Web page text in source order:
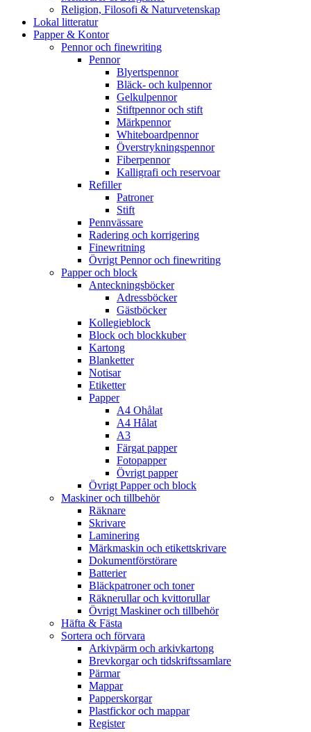
Religion, Filosofi & Naturvetenskap
Lokal litteratur
Papper & Kontor
Pennor och finewriting
Pennor
Blyertspennor
Bläck- och kulpennor
Gelkulpennor
Stiftpennor och stift
Märkpennor
Whiteboardpennor
Överstrykningspennor
Fiberpennor
Kalligrafi och reservoar
Refiller
Patroner
Stift
Pennvässare
Radering och korrigering
Finewritning
Övrigt Pennor och finewriting
Papper och block
Anteckningsböcker
Adressböcker
Gästböcker
Kollegieblock
Block och blockkuber
Kartong
Blanketter
Notisar
Etiketter
Papper
A4 Ohålat
A4 Hålat
A3
Färgat papper
Fotopapper
Övrigt papper
Övrigt Papper och block
Maskiner och tillbehör
Räknare
Skrivare
Laminering
Märkmaskin och etikettskrivare
Dokumentförstörare
Batterier
Bläckpatroner och toner
Räknerullar och kvittorullar
Övrigt Maskiner och tillbehör
Häfta & Fästa
Sortera och förvara
Arkivpärm och arkivkartong
Brevkorgar och tidskriftssamlare
Pärmar
Mappar
Papperskorgar
Plastfickor och mappar
Register